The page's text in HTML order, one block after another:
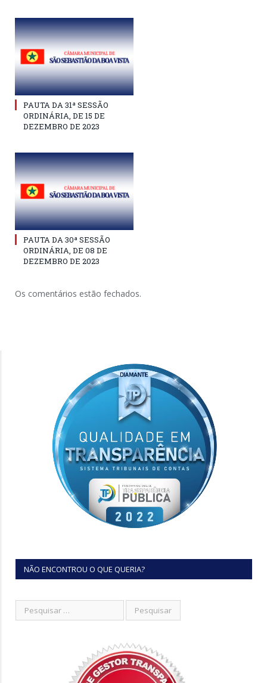
PAUTA DA 31ª SESSÃO
ORDINÁRIA, DE 15 DE
DEZEMBRO DE 2023
PAUTA DA 30ª SESSÃO
ORDINÁRIA, DE 08 DE
DEZEMBRO DE 2023
Os comentários estão fechados.
NÃO ENCONTROU O QUE QUERIA?